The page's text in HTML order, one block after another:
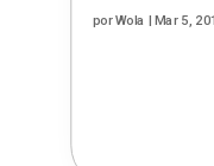
porWola | Mar 5,